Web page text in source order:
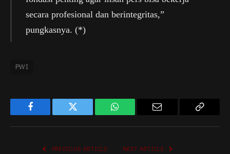
secara profesional dan berintegritas,”
pungkasnya. (*)
PWI
Facebook Twitter WhatsApp Email
Copy
PREVIOUS ARTICLE NEXT ARTICLE